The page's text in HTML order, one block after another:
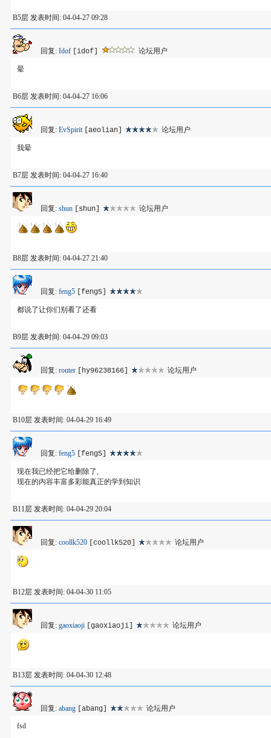
B5层 发表时间: 04-04-27 09:28
回复: Idof [idof] 论坛用户
晕
B6层 发表时间: 04-04-27 16:06
回复: EvSpirit [aeolian] 论坛用户
我晕
B7层 发表时间: 04-04-27 16:40
回复: shun [shun] 论坛用户
B8层 发表时间: 04-04-27 21:40
回复: feng5 [feng5]
都说了让你们别看了还看
B9层 发表时间: 04-04-29 09:03
回复: router [hy96238166] 论坛用户
B10层 发表时间: 04-04-29 16:49
回复: feng5 [feng5]
现在我已经把它给删除了,
现在的内容丰富多彩能真正的学到知识
B11层 发表时间: 04-04-29 20:04
回复: coollk520 [coollk520] 论坛用户
B12层 发表时间: 04-04-30 11:05
回复: gaoxiaoji [gaoxiaoji] 论坛用户
B13层 发表时间: 04-04-30 12:48
回复: abang [abang] 论坛用户
fsd